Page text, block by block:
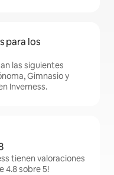
para los
las siguientes
Gimnasio y
Inverness.
tienen valoraciones
4.8 sobre 5!